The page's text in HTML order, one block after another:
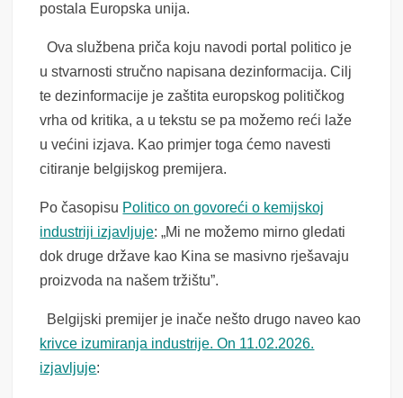
postala Europska unija.
Ova službena priča koju navodi portal politico je
u stvarnosti stručno napisana dezinformacija. Cilj
te dezinformacije je zaštita europskog političkog
vrha od kritika, a u tekstu se pa možemo reći laže
u većini izjava. Kao primjer toga ćemo navesti
citiranje belgijskog premijera.
Po časopisu Politico on govoreći o kemijskoj
industriji izjavljuje: „Mi ne možemo mirno gledati
dok druge države kao Kina se masivno rješavaju
proizvoda na našem tržištu”.
Belgijski premijer je inače nešto drugo naveo kao
krivce izumiranja industrije. On 11.02.2026.
izjavljuje: